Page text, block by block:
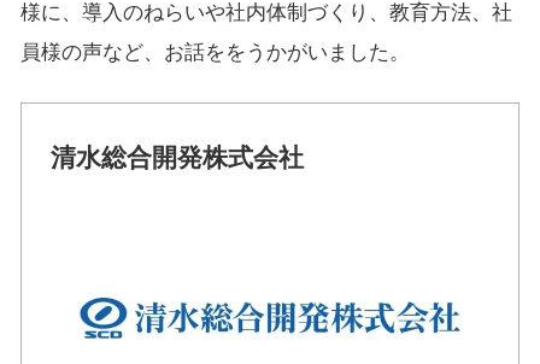
様に、導入のねらいや社内体制づくり、教育方法、社
員様の声など、お話ををうかがいました。
清水総合開発株式会社